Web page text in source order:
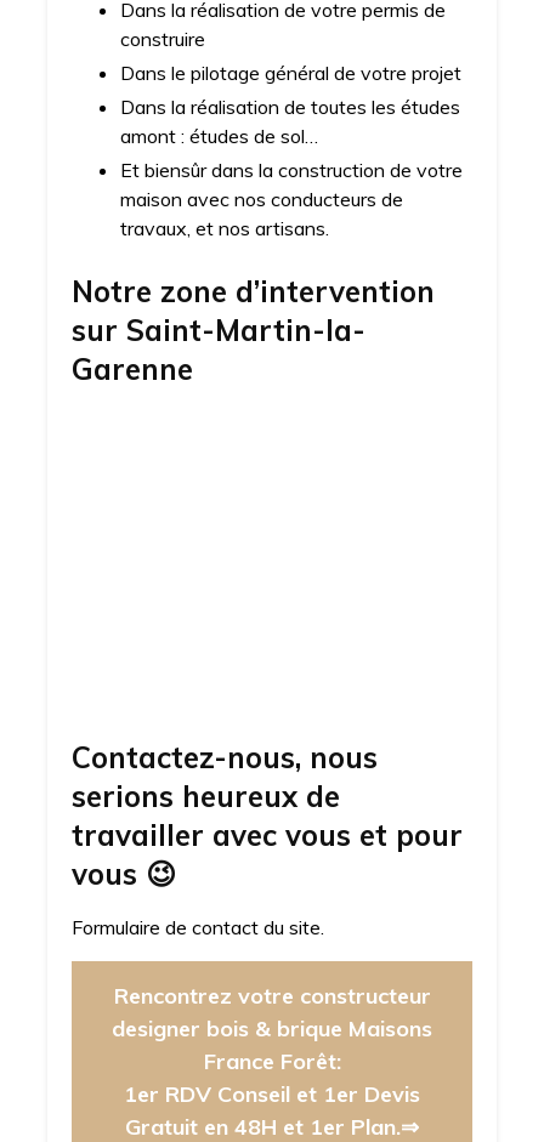
Dans la réalisation de votre permis de
construire
Dans le pilotage général de votre projet
Dans la réalisation de toutes les études
amont : études de sol…
Et biensûr dans la construction de votre
maison avec nos conducteurs de
travaux, et nos artisans.
Notre zone d’intervention
sur Saint-Martin-la-
Garenne
Contactez-nous, nous
serions heureux de
travailler avec vous et pour
vous 😉
Formulaire de contact du site.
Rencontrez votre constructeur
designer bois & brique Maisons
France Forêt:
1er RDV Conseil et 1er Devis
Gratuit en 48H et 1er Plan.⇒